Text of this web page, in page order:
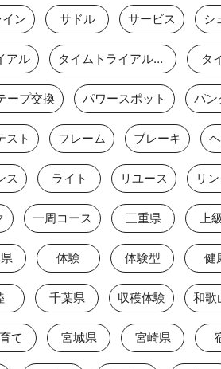
ン サドル サービス シ
アル タイムトライアルバイク タ
ープ交換 パワースポット パン
スト フレーム ブレーキ
ス ライト リユース リ
一周コース 三重県 上
体験 体験型 健
千葉県 収穫体験 和歌
て 宮城県 宮崎県